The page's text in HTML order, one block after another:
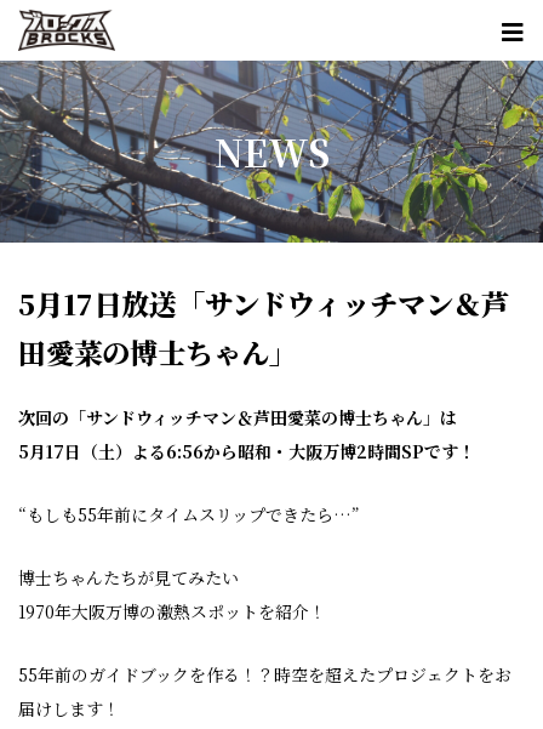
NEWS
5月17日放送「サンドウィッチマン＆芦
田愛菜の博士ちゃん」
次回の「サンドウィッチマン＆芦田愛菜の博士ちゃん」は
5月17日（土）よる6:56から昭和・大阪万博2時間SPです！
“もしも55年前にタイムスリップできたら…”
博士ちゃんたちが見てみたい
1970年大阪万博の激熱スポットを紹介！
55年前のガイドブックを作る！？時空を超えたプロジェクトをお
届けします！